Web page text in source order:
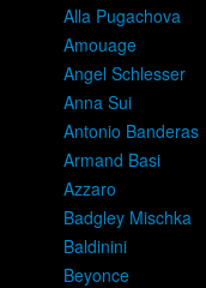
Alla Pugachova
Amouage
Angel Schlesser
Anna Sui
Antonio Banderas
Armand Basi
Azzaro
Badgley Mischka
Baldinini
Beyonce